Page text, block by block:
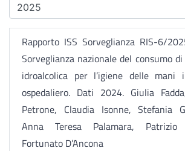
Rapporto ISS Sorveglianza RIS-6/
Sorveglianza nazionale del consumo
idroalcolica per l’igiene delle mani
ospedaliero. Dati 2024. Giulia
Petrone, Claudia Isonne, Stefania
Anna Teresa Palamara, Patrizio
Fortunato D’Ancona